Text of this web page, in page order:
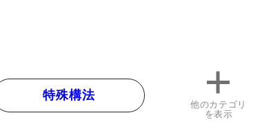
特殊構法
他のカテゴリ
を表示